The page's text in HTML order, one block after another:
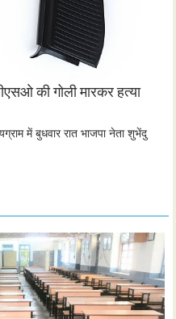
की गोली मारकर हत्या
में बुधवार रात भाजपा नेता शुभेंदु